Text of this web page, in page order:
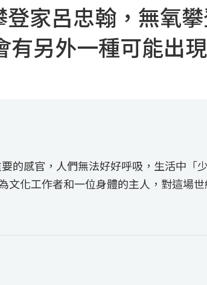
家呂忠翰，無氧
有另外一種可能出現
的感官，人們無法好好呼吸，生活中「
文化工作者和一位身體的主人，對這場